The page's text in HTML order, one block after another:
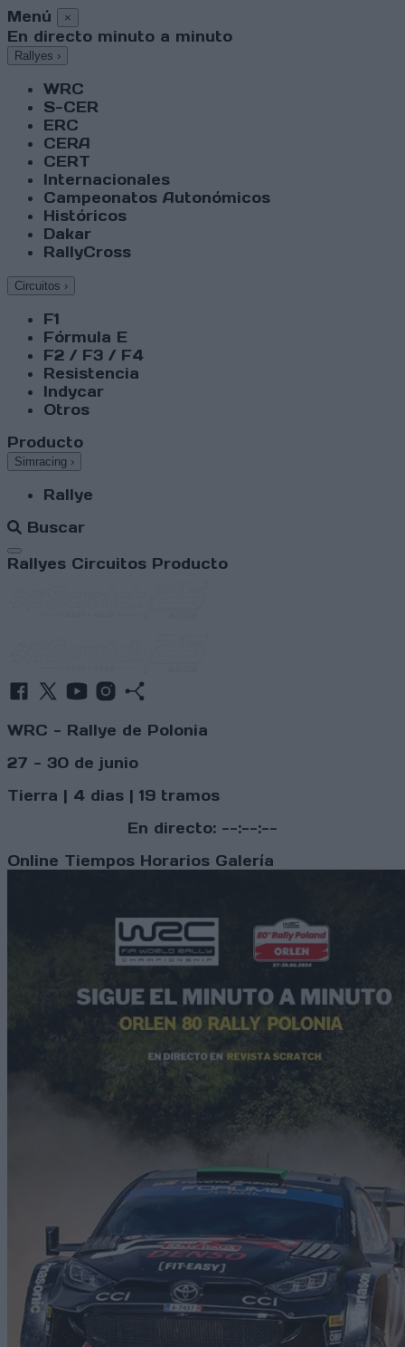
Menú ×
En directo minuto a minuto
Rallyes ›
WRC
S-CER
ERC
CERA
CERT
Internacionales
Campeonatos Autonómicos
Históricos
Dakar
RallyCross
Circuitos ›
F1
Fórmula E
F2 / F3 / F4
Resistencia
Indycar
Otros
Producto
Simracing ›
Rallye
Buscar
Abrir menú
Rallyes Circuitos Producto
WRC - Rallye de Polonia
27 - 30 de junio
Tierra | 4 dias | 19 tramos
En directo: --:--:--
Online Tiempos Horarios Galería